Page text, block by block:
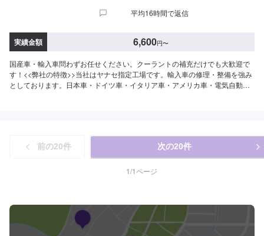
平均16時間で返信
実績金額 6,600円〜
国産車・輸入車問わずお任せください。クーラントの補充だけでも大歓迎で
す！<<弊社の特徴>>当社はヤナセ指定工場です。輸入車の修理・整備を強み
としております。日本車・ドイツ車・イタリア車・アメリカ車・電気自動車
前の20件 次の20件
1/1ページ